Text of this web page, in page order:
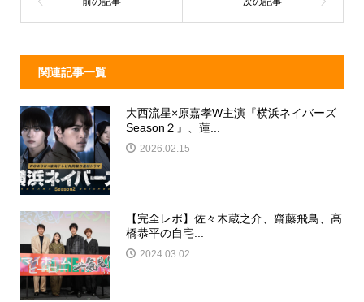
関連記事一覧
大西流星×原嘉孝W主演『横浜ネイバーズ
Season２』、蓮...
2026.02.15
【完全レポ】佐々木蔵之介、齋藤飛鳥、高
橋恭平の自宅...
2024.03.02